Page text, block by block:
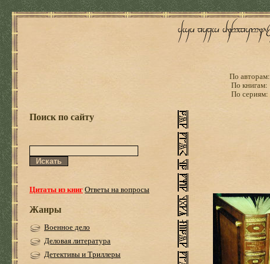
По авторам:
По книгам:
По сериям:
Поиск по сайту
Цитаты из книгОтветы на вопросы
Жанры
Военное дело
Деловая литература
Детективы и Триллеры